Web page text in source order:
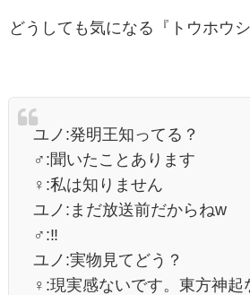
どうしても気になる『トウホウシ
ユノ:発明王知ってる？
‍♂️:聞いたことあります
‍♀️:私は知りません
ユノ:まだ放送前だからねw
‍♂️:‼︎
ユノ:実物見てどう？
‍♀️:現実感ないです。東方神起